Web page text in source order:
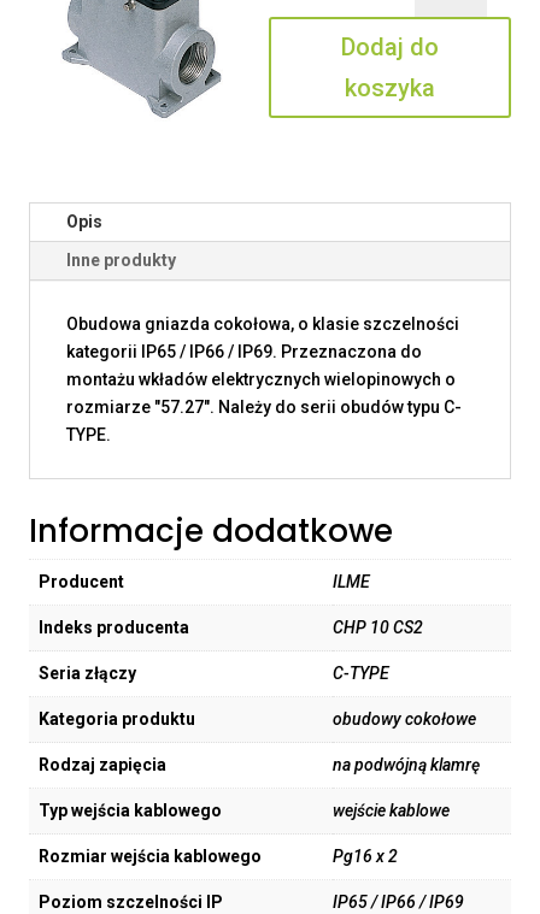
10
CS2
Dodaj do
koszyka
Opis
Inne produkty
Obudowa gniazda cokołowa, o klasie szczelności
kategorii IP65 / IP66 / IP69. Przeznaczona do
montażu wkładów elektrycznych wielopinowych o
rozmiarze "57.27". Należy do serii obudów typu C-
TYPE.
Informacje dodatkowe
Producent ILME
Indeks producenta CHP 10 CS2
Seria złączy C-TYPE
Kategoria produktu obudowy cokołowe
Rodzaj zapięcia na podwójną klamrę
Typ wejścia kablowego wejście kablowe
Rozmiar wejścia kablowego Pg16 x 2
Poziom szczelności IP IP65 / IP66 / IP69